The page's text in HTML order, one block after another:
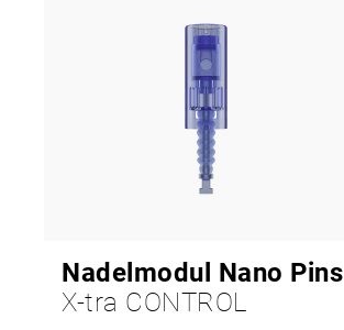
Nadelmodul Nano Pins
X-tra CONTROL